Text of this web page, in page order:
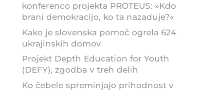
konferenco projekta PROTEUS: »Kdo
brani demokracijo, ko ta nazaduje?«
Kako je slovenska pomoč ogrela 624
ukrajinskih domov
Projekt Depth Education for Youth
(DEFY), zgodba v treh delih
Ko čebele spreminjajo prihodnost v